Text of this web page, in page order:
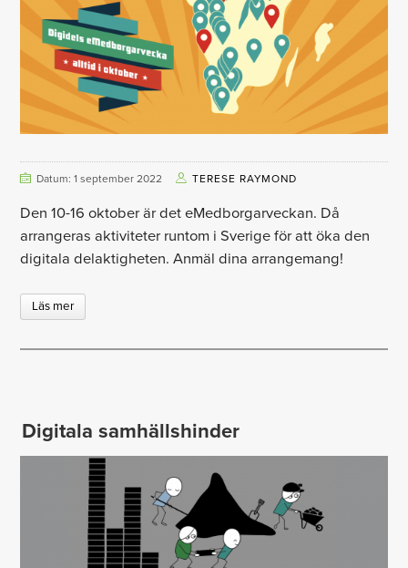
Datum: 1 september 2022 TERESE RAYMOND
Den 10-16 oktober är det eMedborgarveckan. Då
arrangeras aktiviteter runtom i Sverige för att öka den
digitala delaktigheten. Anmäl dina arrangemang!
Läs mer
Digitala samhällshinder